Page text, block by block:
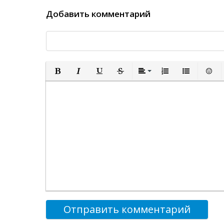
Добавить комментарий
Полужирный
КурсивПодчеркнутый
ЗачеркнутыйВыравнивание
Нумерованный
Отправить комментарий